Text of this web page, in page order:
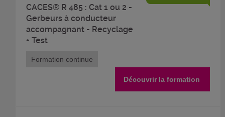
CACES® R 485 : Cat 1 ou 2 -
Gerbeurs à conducteur
accompagnant - Recyclage
+ Test
Formation continue
Découvrir la formation